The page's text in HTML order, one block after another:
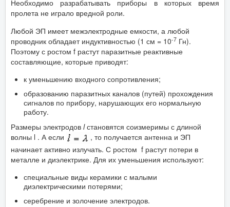
Необходимо разрабатывать приборы в которых время
пролета не играло вредной роли.
Любой ЭП имеет межэлектродные емкости, а любой
проводник обладает индуктивностью (1 см = 10-7 Гн).
Поэтому с ростом f растут паразитные реактивные
составляющие, которые приводят:
к уменьшению входного сопротивления;
образованию паразитных каналов (путей) прохождения
сигналов по прибору, нарушающих его нормальную
работу.
Размеры электродов lстановятся соизмеримы с длиной
волны l . А если
, то получается антенна и ЭП
начинает активно излучать. С ростом ­ f растут потери в
металле и диэлектрике. Для их уменьшения используют:
специальные виды керамики с малыми
диэлектрическими потерями;
серебрение и золочение электродов.